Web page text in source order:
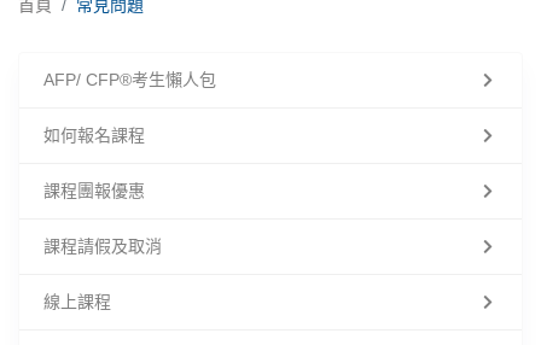
首頁 常見問題
AFP/ CFP®考生懶人包
如何報名課程
課程團報優惠
課程請假及取消
線上課程